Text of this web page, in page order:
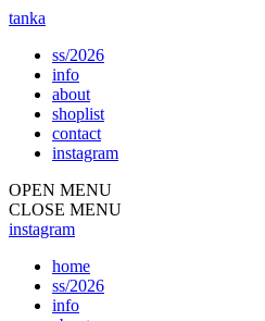
tanka
ss/2026
info
about
shoplist
contact
instagram
OPEN MENU
CLOSE MENU
instagram
home
ss/2026
info